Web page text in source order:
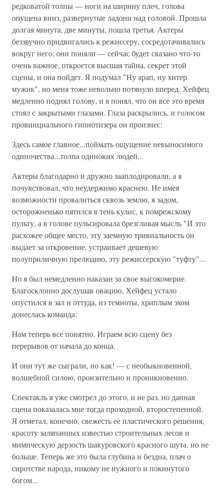
редковатой толпы — ноги на ширину плеч, голова
опущена вниз, развернутые ладони над головой. Прошла
долгая минута, две минуты, пошла третья. Актеры
беззвучно придвигались к режиссеру, сосредотачивались
вокруг него; они поняли — сейчас будет сказано что-то
очень важное, откроется высшая тайна, секрет этой
сцены, и она пойдет. Я подумал "Ну арап, ну хитер
мужик", но меня тоже невольно потянуло вперед. Хейфец
медленно поднял голову, и я понял, что он все это время
стоял с закрытыми глазами. Глаза раскрылись, и голосом
провинциального гипнотизера он произнес:
Здесь самое главное...поймать ощущение невыносимого
одиночества...толпа одиноких людей...
Актеры благодарно и дружно зааплодировали, а я
почувствовал, что неудержимо краснею. Не имея
возможности провалиться сквозь землю, я задом,
осторожненько пятился в тень кулис, к помрежскому
пульту, а в голове пульсировала брезгливая мысль "И это
расхожее общее место, эту заемную тривиальность он
выдает за откровение, устраивает дешевую
полуприличную прелюдию, эту режиссерскую "туфту"...
Но я был немедленно наказан за свое высокомерие.
Благосклонно дослушав овацию, Хейфец устало
опустился в зал и оттуда, из темноты, хриплым эхом
донеслась команда:
Нам теперь все понятно. Играем всю сцену без
перерывов от начала до конца.
И они тут же сыграли, но как! — с необыкновенной,
волшебной силою, пронзительно и проникновенно.
Спектакль я уже смотрел до этого, и не раз, но данная
сцена показалась мне тогда проходной, второстепенной.
Я отметал, конечно, свежесть ее пластического решения,
красоту заляпанных известью строительных лесов и
мимическую дерзость шакуровского красного шута, но не
больше. Теперь же это была глубина и бездна, плач о
сиротстве народа, никому не нужного и покинутого
богом...